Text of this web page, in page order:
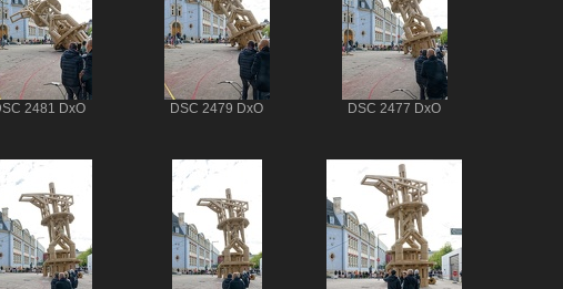
2481 DxO DSC 2479 DxO DSC 2477 DxO